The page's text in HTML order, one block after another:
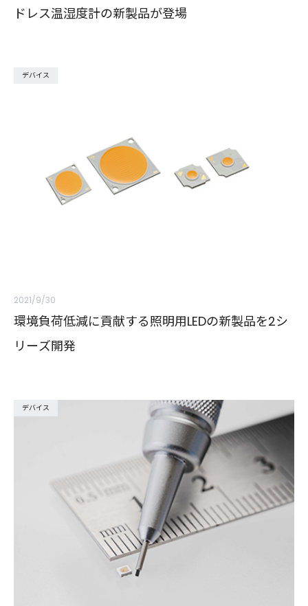
ドレス温湿度計の新製品が登場
デバイス
2021/9/30
環境負荷低減に貢献する照明用LEDの新製品を2シ
リーズ開発
デバイス